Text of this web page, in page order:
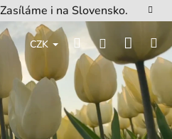
i na Slovensko.
CZK HledatPřihlášení
košík